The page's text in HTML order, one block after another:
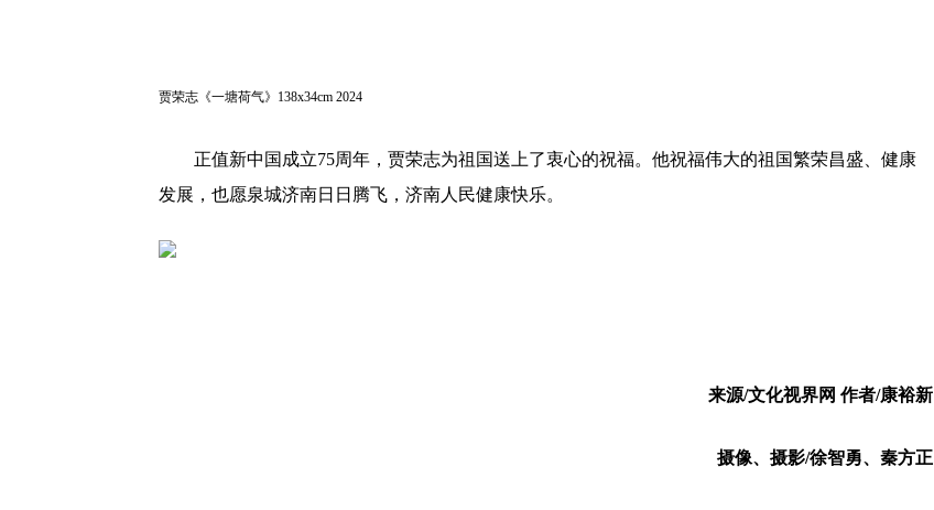
贾荣志《一塘荷气》138x34cm 2024
正值新中国成立75周年，贾荣志为祖国送上了衷心的祝福。他祝福伟大的祖国繁荣昌盛、健康
发展，也愿泉城济南日日腾飞，济南人民健康快乐。
来源/文化视界网 作者/康裕新
摄像、摄影/徐智勇、秦方正